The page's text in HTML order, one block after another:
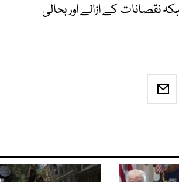
نقصانات کے ازالے اور بحالی